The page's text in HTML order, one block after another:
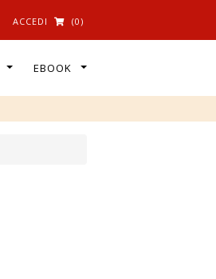
ACCEDI (0)
EBOOK